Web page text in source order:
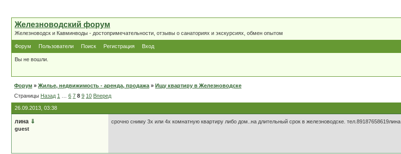
Железноводский форум
Железноводск и Кавминводы - достопримечательности, отзывы о санаториях и экскурсиях, обмен опытом
Форум Пользователи Поиск Регистрация Вход
Вы не вошли.
Форум » Жилье, недвижимость - аренда, продажа » Ищу квартиру в Железноводске
Страницы Назад 1 6 7 8 9 10 Вперед
26.09.2013, 03:38
лина ⇓
guest
срочно сниму 3х или 4х комнатную квартиру либо дом..на длительный срок в железноводске. тел.89187658619лина